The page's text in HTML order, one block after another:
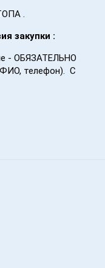
.
закупки :
- ОБЯЗАТЕЛЬНО
телефон). С